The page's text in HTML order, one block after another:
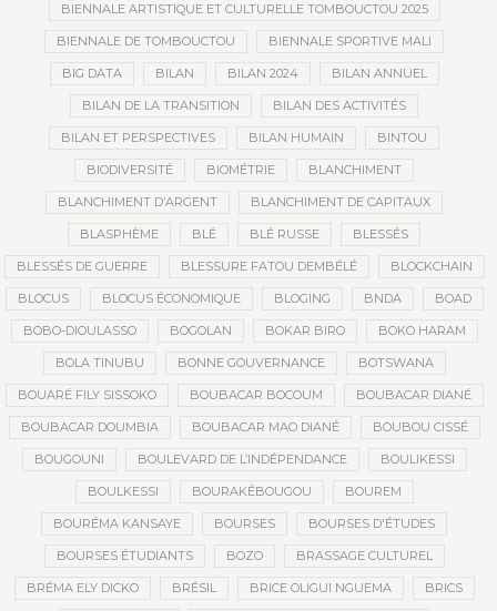
BIENNALE ARTISTIQUE ET CULTURELLE TOMBOUCTOU 2025
BIENNALE DE TOMBOUCTOU BIENNALE SPORTIVE MALI
BIG DATA BILAN BILAN 2024 BILAN ANNUEL
BILAN DE LA TRANSITION BILAN DES ACTIVITÉS
BILAN ET PERSPECTIVES BILAN HUMAIN BINTOU
BIODIVERSITÉ BIOMÉTRIE BLANCHIMENT
BLANCHIMENT D’ARGENT BLANCHIMENT DE CAPITAUX
BLASPHÈME BLÉ BLÉ RUSSE BLESSÉS
BLESSÉS DE GUERRE BLESSURE FATOU DEMBÉLÉ BLOCKCHAIN
BLOCUS BLOCUS ÉCONOMIQUE BLOGING BNDA BOAD
BOBO-DIOULASSO BOGOLAN BOKAR BIRO BOKO HARAM
BOLA TINUBU BONNE GOUVERNANCE BOTSWANA
BOUARÉ FILY SISSOKO BOUBACAR BOCOUM BOUBACAR DIANÉ
BOUBACAR DOUMBIA BOUBACAR MAO DIANÉ BOUBOU CISSÉ
BOUGOUNI BOULEVARD DE L’INDÉPENDANCE BOULIKESSI
BOULKESSI BOURAKÉBOUGOU BOUREM
BOURÉMA KANSAYE BOURSES BOURSES D'ÉTUDES
BOURSES ÉTUDIANTS BOZO BRASSAGE CULTUREL
BRÉMA ELY DICKO BRÉSIL BRICE OLIGUI NGUEMA BRICS